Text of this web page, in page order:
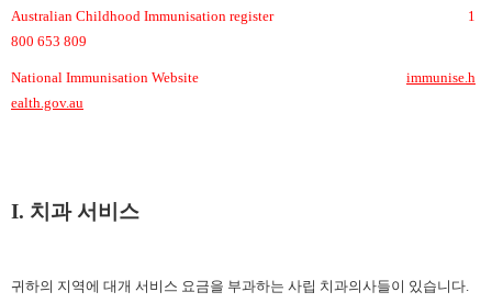
Australian Childhood Immunisation register
1
800 653 809
National Immunisation Website
immunise.h
ealth.gov.au
I. 치과 서비스
귀하의 지역에 대개 서비스 요금을 부과하는 사립 치과의사들이 있습니다.